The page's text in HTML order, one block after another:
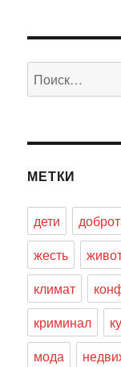
Искать:
МЕТКИ
дети
жесть
климат
криминал
мода